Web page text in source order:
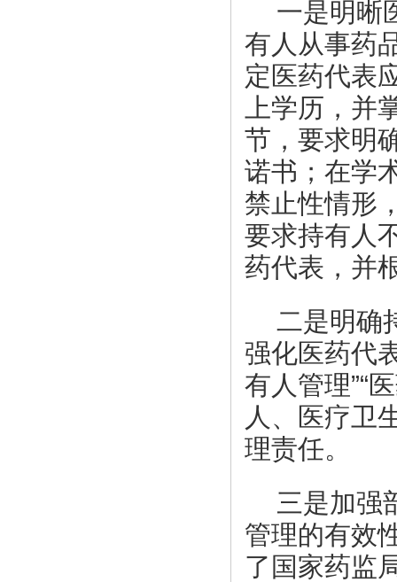
一是明晰
有人从事药
定医药代表
上学历，并
节，要求明
诺书；在学
禁止性情形
要求持有人
药代表，并
二是明确
强化医药代
有人管理”“
人、医疗卫
理责任。
三是加强
管理的有效
了国家药监